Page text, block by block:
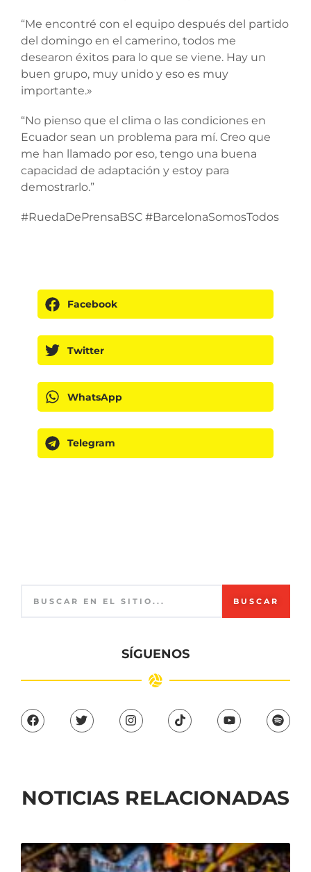
“Me encontré con el equipo después del partido
del domingo en el camerino, todos me
desearon éxitos para lo que se viene. Hay un
buen grupo, muy unido y eso es muy
importante.»
“No pienso que el clima o las condiciones en
Ecuador sean un problema para mí. Creo que
me han llamado por eso, tengo una buena
capacidad de adaptación y estoy para
demostrarlo.”
#RuedaDePrensaBSC #BarcelonaSomosTodos
Facebook
Twitter
WhatsApp
Telegram
BUSCAR
SÍGUENOS
NOTICIAS RELACIONADAS